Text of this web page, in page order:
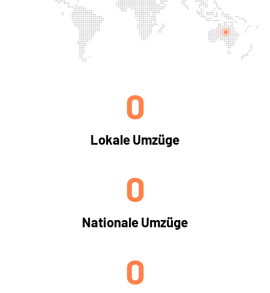
Lokale Umzüge
0
Nationale Umzüge
0
0